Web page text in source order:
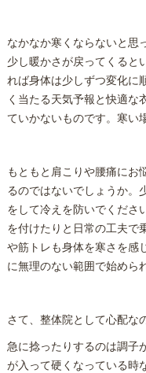
なかなか寒くならないと思
少し暖かさが戻ってくると
れば身体は少しずつ変化に
く当たる天気予報と快適な
ていかないものです。寒い
もともと肩こりや腰痛にお
るのではないでしょうか。
をして冷えを防いでくださ
を付けたりと日常の工夫で
や筋トレも身体を寒さを感
に無理のない範囲で始めら
さて、 整体院として心配な
急に捻ったりするのは調子
が入って硬くなっている時